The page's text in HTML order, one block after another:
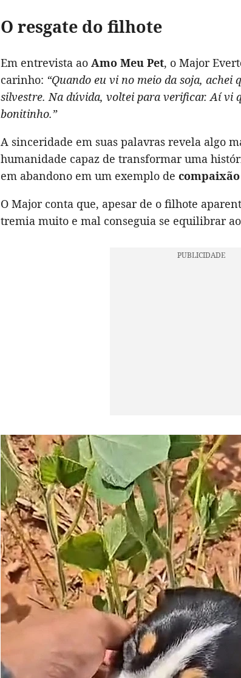
O resgate do filhote
Em entrevista ao Amo Meu Pet, o Major
carinho: “Quando eu vi no meio da soja, achei
silvestre. Na dúvida, voltei para verificar. Aí vi
bonitinho.”
A sinceridade em suas palavras revela algo
humanidade capaz de transformar uma
em abandono em um exemplo de compaixão
O Major conta que, apesar de o filhote
tremia muito e mal conseguia se equilibrar